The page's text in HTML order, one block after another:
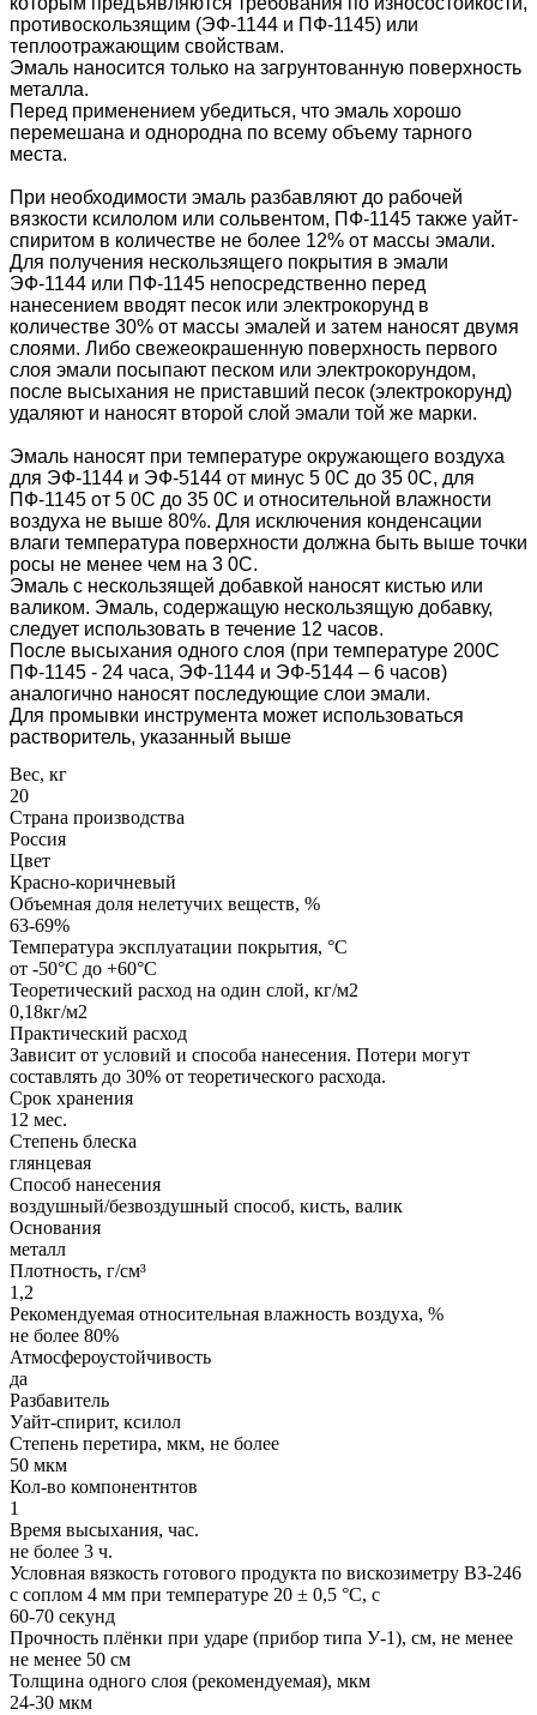
противоскользящим (ЭФ-1144 и ПФ-1145) или
теплоотражающим свойствам.
Эмаль наносится только на загрунтованную поверхность
металла.
Перед применением убедиться, что эмаль хорошо
перемешана и однородна по всему объему тарного
места.
При необходимости эмаль разбавляют до рабочей
вязкости ксилолом или сольвентом, ПФ-1145 также уайт-
спиритом в количестве не более 12% от массы эмали.
Для получения нескользящего покрытия в эмали
ЭФ-1144 или ПФ-1145 непосредственно перед
нанесением вводят песок или электрокорунд в
количестве 30% от массы эмалей и затем наносят двумя
слоями. Либо свежеокрашенную поверхность первого
слоя эмали посыпают песком или электрокорундом,
после высыхания не приставший песок (электрокорунд)
удаляют и наносят второй слой эмали той же марки.
Эмаль наносят при температуре окружающего воздуха
для ЭФ-1144 и ЭФ-5144 от минус 5 0С до 35 0С, для
ПФ-1145 от 5 0С до 35 0С и относительной влажности
воздуха не выше 80%. Для исключения конденсации
влаги температура поверхности должна быть выше точки
росы не менее чем на 3 0С.
Эмаль с нескользящей добавкой наносят кистью или
валиком. Эмаль, содержащую нескользящую добавку,
следует использовать в течение 12 часов.
После высыхания одного слоя (при температуре 200С
ПФ-1145 - 24 часа, ЭФ-1144 и ЭФ-5144 – 6 часов)
аналогично наносят последующие слои эмали.
Для промывки инструмента может использоваться
растворитель, указанный выше
Вес, кг
20
Страна производства
Россия
Цвет
Красно-коричневый
Объемная доля нелетучих веществ, %
63-69%
Температура эксплуатации покрытия, °C
от -50°C до +60°C
Теоретический расход на один слой, кг/м2
0,18кг/м2
Практический расход
Зависит от условий и способа нанесения. Потери могут
составлять до 30% от теоретического расхода.
Срок хранения
12 мес.
Степень блеска
глянцевая
Способ нанесения
воздушный/безвоздушный способ, кисть, валик
Основания
металл
Плотность, г/см³
1,2
Рекомендуемая относительная влажность воздуха, %
не более 80%
Атмосфероустойчивость
да
Разбавитель
Уайт-спирит, ксилол
Степень перетира, мкм, не более
50 мкм
Кол-во компонентнтов
1
Время высыхания, час.
не более 3 ч.
Условная вязкость готового продукта по вискозиметру ВЗ-246
с соплом 4 мм при температуре 20 ± 0,5 °С, с
60-70 секунд
Прочность плёнки при ударе (прибор типа У-1), см, не менее
не менее 50 см
Толщина одного слоя (рекомендуемая), мкм
24-30 мкм